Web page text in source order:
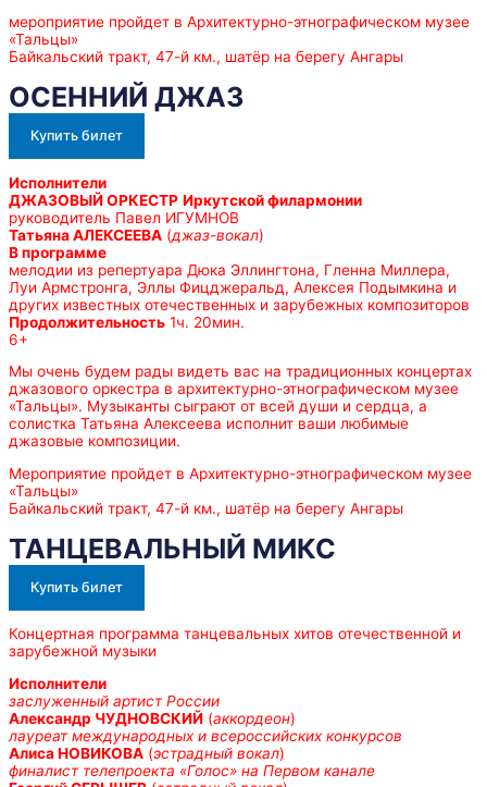
мероприятие пройдет в Архитектурно-этнографическом музее
«Тальцы»
Байкальский тракт, 47-й км., шатёр на берегу Ангары
ОСЕННИЙ ДЖАЗ
Купить билет
Исполнители
ДЖАЗОВЫЙ ОРКЕСТР Иркутской филармонии
руководитель Павел ИГУМНОВ
Татьяна АЛЕКСЕЕВА (джаз-вокал)
В программе
мелодии из репертуара Дюка Эллингтона, Гленна Миллера,
Луи Армстронга, Эллы Фицджеральд, Алексея Подымкина и
других известных отечественных и зарубежных композиторов
Продолжительность 1ч. 20мин.
6+
Мы очень будем рады видеть вас на традиционных концертах
джазового оркестра в архитектурно-этнографическом музее
«Тальцы». Музыканты сыграют от всей души и сердца, а
солистка Татьяна Алексеева исполнит ваши любимые
джазовые композиции.
Мероприятие пройдет в Архитектурно-этнографическом музее
«Тальцы»
Байкальский тракт, 47-й км., шатёр на берегу Ангары
ТАНЦЕВАЛЬНЫЙ МИКС
Купить билет
Концертная программа танцевальных хитов отечественной и
зарубежной музыки
Исполнители
заслуженный артист России
Александр ЧУДНОВСКИЙ (аккордеон)
лауреат международных и всероссийских конкурсов
Алиса НОВИКОВА (эстрадный вокал)
финалист телепроекта «Голос» на Первом канале